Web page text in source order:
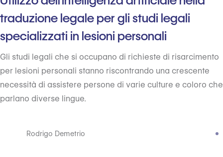
traduzione legale per gli studi legali
specializzati in lesioni personali
Gli studi legali che si occupano di richieste di risarcimento
per lesioni personali stanno riscontrando una crescente
necessità di assistere persone di varie culture e coloro che
parlano diverse lingue.
Rodrigo Demetrio